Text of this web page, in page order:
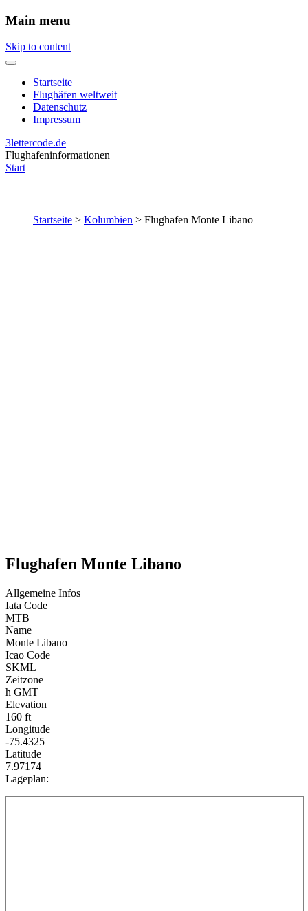
Main menu
Skip to content
Startseite
Flughäfen weltweit
Datenschutz
Impressum
3lettercode.de
Flughafeninformationen
Start
Startseite > Kolumbien > Flughafen Monte Libano
Flughafen Monte Libano
Allgemeine Infos
Iata Code
MTB
Name
Monte Libano
Icao Code
SKML
Zeitzone
h GMT
Elevation
160 ft
Longitude
-75.4325
Latitude
7.97174
Lageplan: